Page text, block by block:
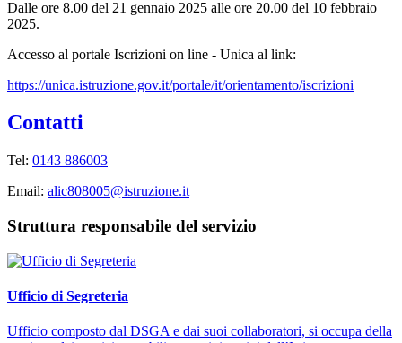
Dalle ore 8.00 del 21 gennaio 2025 alle ore 20.00 del 10 febbraio
2025.
Accesso al portale Iscrizioni on line - Unica al link:
https://unica.istruzione.gov.it/portale/it/orientamento/iscrizioni
Contatti
Tel: 0143 886003
Email: alic808005@istruzione.it
Struttura responsabile del servizio
Ufficio di Segreteria
Ufficio composto dal DSGA e dai suoi collaboratori, si occupa della